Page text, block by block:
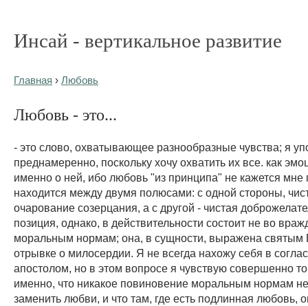
Инсай - вертикальное развитие
Главная › Любовь
Любовь - это...
- это слово, охватывающее разнообразные чувства; я
преднамеренно, поскольку хочу охватить их все. как
именно о ней, ибо любовь "из принципа" не кажется мне
находится между двумя полюсами: с одной стороны,
очарование созерцания, а с другой - чистая
позиция, однако, в действительности состоит не во
моральным нормам; она, в сущности, выражена святым
отрывке о милосердии. Я не всегда нахожу себя в
апостолом, но в этом вопросе я чувствую совершенно
именно, что никакое повиновение моральным нормам
заменить любви, и что там, где есть подлинная любовь,